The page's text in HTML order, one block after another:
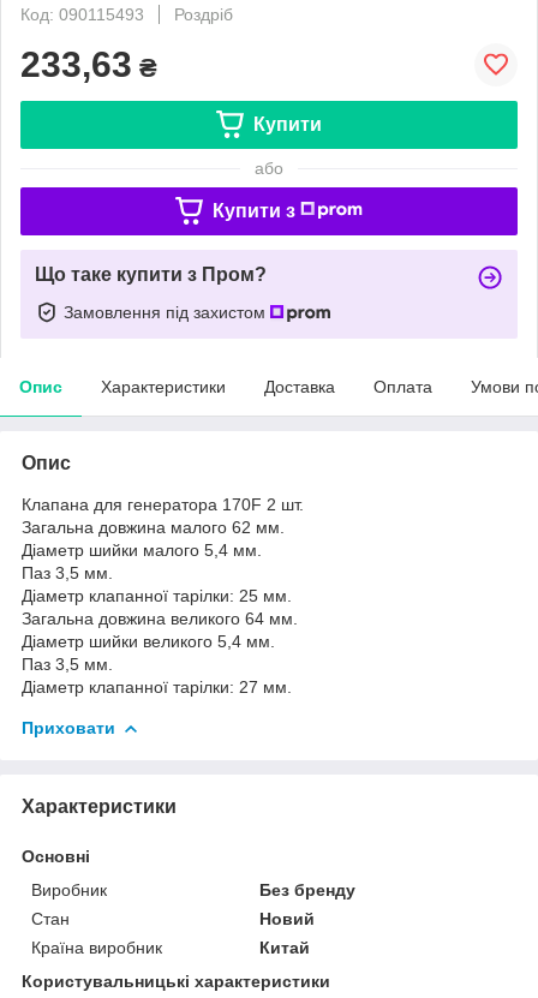
Код: 090115493
Роздріб
233,63 ₴
Купити
або
Купити з
Що таке купити з Пром?
Замовлення під захистом
Опис Характеристики Доставка Оплата Умови
Опис
Клапана для генератора 170F 2 шт.
Загальна довжина малого 62 мм.
Діаметр шийки малого 5,4 мм.
Паз 3,5 мм.
Діаметр клапанної тарілки: 25 мм.
Загальна довжина великого 64 мм.
Діаметр шийки великого 5,4 мм.
Паз 3,5 мм.
Діаметр клапанної тарілки: 27 мм.
Приховати
Характеристики
Основні
Виробник
Без бренду
Стан
Новий
Країна виробник
Китай
Користувальницькі характеристики